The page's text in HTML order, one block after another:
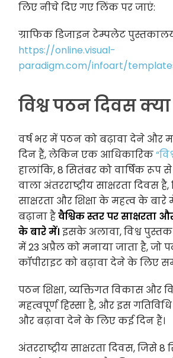
लिए नीचे दिए गए लिंक पर जाएं:
ग्राफिक डिजाइन टेम्पलेट
https://online.visual-
paradigm.com/infoart/
विश्व पठन दिवस
वर्ष भर में पठन को बढ़ावा देने और
दिन हैं, लेकिन एक आधिकारिक
हालांकि, 8 सितंबर को वार्षिक रूप
वाला अंतरराष्ट्रीय साक्षरता दिवस
साक्षरता और शिक्षा के महत्व के
बढ़ाना हैवैश्विक स्तर पर साक्षरता
के बारे में। इसके अलावा, विश्व
में 23 अप्रैल को मनाया जाता है, जो
कॉपीराइट को बढ़ावा देने के लिए
पठन शिक्षा, व्यक्तिगत विकास और
महत्वपूर्ण हिस्सा है, और इस
और बढ़ावा देने के लिए कई दिन हैं।
अंतरराष्ट्रीय साक्षरता दिवस, जिसे 8